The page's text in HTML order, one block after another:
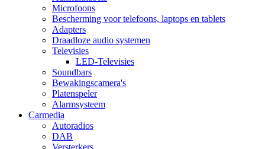
Microfoons
Bescherming voor telefoons, laptops en tablets
Adapters
Draadloze audio systemen
Televisies
LED-Televisies
Soundbars
Bewakingscamera's
Platenspeler
Alarmsysteem
Carmedia
Autoradios
DAB
Versterkers